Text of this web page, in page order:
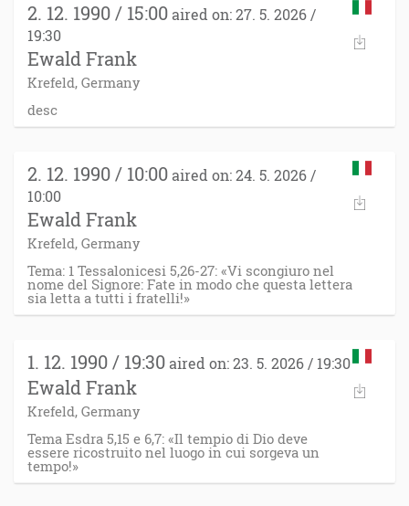
2. 12. 1990 / 15:00 aired on: 27. 5. 2026 /
19:30
Ewald Frank
Krefeld, Germany
desc
2. 12. 1990 / 10:00 aired on: 24. 5. 2026 /
10:00
Ewald Frank
Krefeld, Germany
Tema: 1 Tessalonicesi 5,26-27: «Vi scongiuro nel
nome del Signore: Fate in modo che questa lettera
sia letta a tutti i fratelli!»
1. 12. 1990 / 19:30 aired on: 23. 5. 2026 / 19:30
Ewald Frank
Krefeld, Germany
Tema Esdra 5,15 e 6,7: «Il tempio di Dio deve
essere ricostruito nel luogo in cui sorgeva un
tempo!»